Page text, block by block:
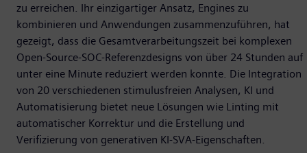
zu erreichen. Ihr einzigartiger Ansatz, Engines zu
kombinieren und Anwendungen zusammenzuführen, hat
gezeigt, dass die Gesamtverarbeitungszeit bei komplexen
Open-Source-SOC-Referenzdesigns von über 24 Stunden auf
unter eine Minute reduziert werden konnte. Die Integration
von 20 verschiedenen stimulusfreien Analysen, KI und
Automatisierung bietet neue Lösungen wie Linting mit
automatischer Korrektur und die Erstellung und
Verifizierung von generativen KI-SVA-Eigenschaften.